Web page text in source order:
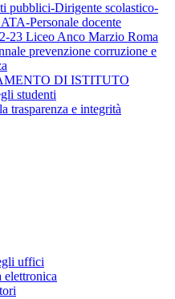
pubblici-Dirigente scolastico-
Personale docente
23 Liceo Anco Marzio Roma
prevenzione corruzione e
DI ISTITUTO
studenti
trasparenza e integrità
uffici
elettronica